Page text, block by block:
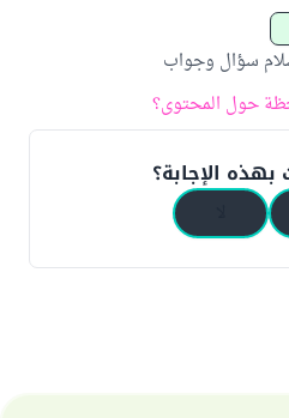
سؤال وجواب
حول المحتوى؟
الإجابة؟